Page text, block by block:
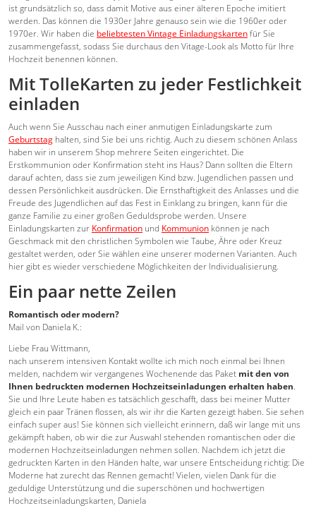
ist grundsätzlich so, dass damit Motive aus einer älteren Epoche imitiert
werden. Das können die 1930er Jahre genauso sein wie die 1960er oder
1970er. Wir haben die beliebtesten Vintage Einladungskartenfür Sie
zusammengefasst, sodass Sie durchaus den Vitage-Look als Motto für Ihre
Hochzeit benennen können.
Mit TolleKarten zu jeder Festlichkeit
einladen
Auch wenn Sie Ausschau nach einer anmutigen Einladungskarte zum
Geburtstag halten, sind Sie bei uns richtig. Auch zu diesem schönen Anlass
haben wir in unserem Shop mehrere Seiten eingerichtet. Die
Erstkommunion oder Konfirmation steht ins Haus? Dann sollten die Eltern
darauf achten, dass sie zum jeweiligen Kind bzw. Jugendlichen passen und
dessen Persönlichkeit ausdrücken. Die Ernsthaftigkeit des Anlasses und die
Freude des Jugendlichen auf das Fest in Einklang zu bringen, kann für die
ganze Familie zu einer großen Geduldsprobe werden. Unsere
Einladungskarten zur Konfirmation und Kommunion können je nach
Geschmack mit den christlichen Symbolen wie Taube, Ähre oder Kreuz
gestaltet werden, oder Sie wählen eine unserer modernen Varianten. Auch
hier gibt es wieder verschiedene Möglichkeiten der Individualisierung.
Ein paar nette Zeilen
Romantisch oder modern?
Mail von Daniela K.:
Liebe Frau Wittmann,
nach unserem intensiven Kontakt wollte ich mich noch einmal bei Ihnen
melden, nachdem wir vergangenes Wochenende das Paket mit den von
Ihnen bedruckten modernen Hochzeitseinladungen erhalten haben.
Sie und Ihre Leute haben es tatsächlich geschafft, dass bei meiner Mutter
gleich ein paar Tränen flossen, als wir ihr die Karten gezeigt haben. Sie sehen
einfach super aus! Sie können sich vielleicht erinnern, daß wir lange mit uns
gekämpft haben, ob wir die zur Auswahl stehenden romantischen oder die
modernen Hochzeitseinladungen nehmen sollen. Nachdem ich jetzt die
gedruckten Karten in den Händen halte, war unsere Entscheidung richtig: Die
Moderne hat zurecht das Rennen gemacht! Vielen, vielen Dank für die
geduldige Unterstützung und die superschönen und hochwertigen
Hochzeitseinladungskarten, Daniela